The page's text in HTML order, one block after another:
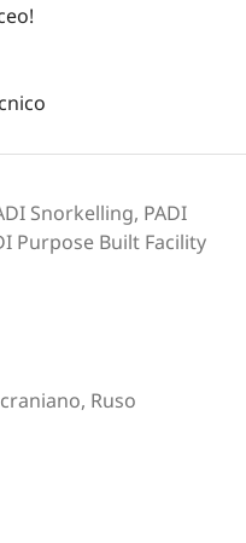
Snorkelling, PADI
Purpose Built Facility
Ruso